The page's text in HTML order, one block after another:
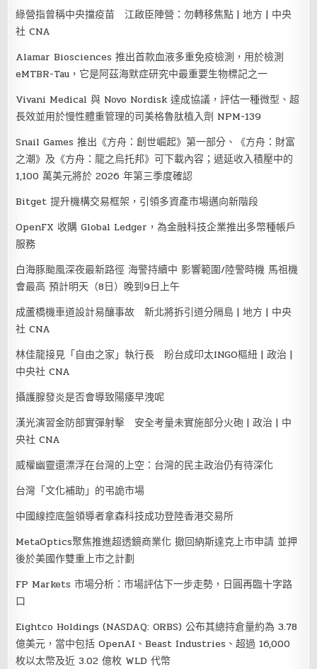
綠營指曾稱中央擋疫苗 江啟臣陣營：勿轉移焦點 | 地方 | 中央
社 CNA
Alamar Biosciences 推出首款血液多重免疫檢測，用於檢測
eMTBR-Tau，它是阿茲海默症研究中最重要生物標記之一
Vivani Medical 與 Novo Nordisk 達成協議，評估一種微型、超
長效並用於慢性體重管理的司美格魯肽植入劑 NPM-139
Snail Games 推出《方舟：創世崛起》第一部分、《方舟：財富
之潮》及《方舟：龍之烏托邦》可下載內容；遞延收入積壓中的
1,100 萬美元將於 2026 年第三季度確認
Bitget 提升機構交易框架，引領多資產市場邁向新階段
OpenFX 收購 Global Ledger，為金融科技企業推出多幣種帳戶
服務
白海豚颱風深夜最新路徑 海警持續中 影響範圍/陸警時機 馬祖機
會最高 預計明天（8日）晚到9日上午
成蘆橋機車道設計易釀事故 新北將拆引道分隔島 | 地方 | 中央
社 CNA
林佳龍接見「自由之家」執行長 盼台成印太INGO樞紐 | 政治 |
中央社 CNA
攝護腺發炎是否會導致陽痿早洩呢
漢光演習金防部實彈射擊 安全考量未實施部分火砲 | 政治 | 中
央社 CNA
威權幽靈還漂浮在台灣的上空：台灣的民主政治仍有待深化
台灣「文化補助」的弔詭市場
中國線控底盤領導者拿森科技成功登陸香港交易所
MetaOptics聚焦推進超透鏡商業化 撤回納斯達克上市申請 並押
後於美國作雙重上市之計劃
FP Markets 市場分析：市場評估下一步走勢，日圓再臨十字路
口
Eightco Holdings (NASDAQ: ORBS) 公布其總持倉量約為 3.78
億美元，當中包括 OpenAI、Beast Industries、超過 16,000
枚以太幣及近 3.02 億枚 WLD 代幣